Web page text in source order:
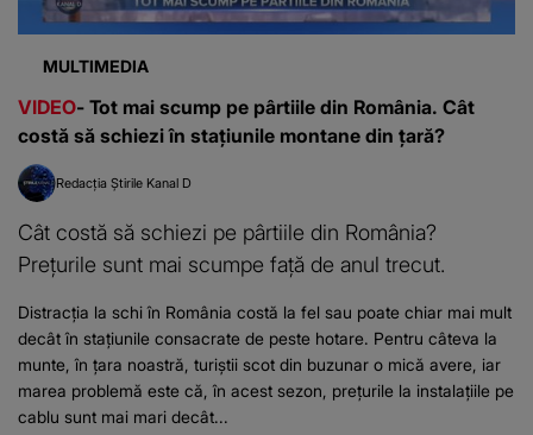
MULTIMEDIA
VIDEO- Tot mai scump pe pârtiile din România. Cât
costă să schiezi în stațiunile montane din țară?
Redacția Știrile Kanal D
Cât costă să schiezi pe pârtiile din România?
Prețurile sunt mai scumpe față de anul trecut.
Distracția la schi în România costă la fel sau poate chiar mai mult
decât în stațiunile consacrate de peste hotare. Pentru câteva la
munte, în țara noastră, turiștii scot din buzunar o mică avere, iar
marea problemă este că, în acest sezon, prețurile la instalațiile pe
cablu sunt mai mari decât...